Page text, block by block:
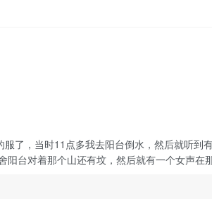
了，当时11点多我去阳台倒水，然后就听到
台对着那个山还有坟，然后就有一个女声在